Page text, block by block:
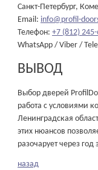
Санкт-Петербург,
Email: info@profil-
Телефон: +7 (812)
WhatsApp / Viber /
ВЫВОД
Выбор дверей
работа с условиями
Ленинградская
этих нюансов
разочарует через год
назад